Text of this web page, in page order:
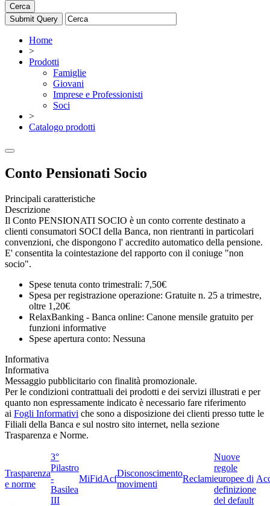
Cerca
Home
>
Prodotti
Famiglie
Giovani
Imprese e Professionisti
Soci
>
Catalogo prodotti
Conto Pensionati Socio
Principali caratteristiche
Descrizione
Il Conto PENSIONATI SOCIO è un conto corrente destinato a
clienti consumatori SOCI della Banca, non rientranti in particolari
convenzioni, che dispongono l' accredito automatico della pensione.
E' consentita la cointestazione del rapporto con il coniuge "non
socio".
Spese tenuta conto trimestrali: 7,50€
Spesa per registrazione operazione: Gratuite n. 25 a trimestre,
oltre 1,20€
RelaxBanking - Banca online: Canone mensile gratuito per
funzioni informative
Spese apertura conto: Nessuna
Informativa
Informativa
Messaggio pubblicitario con finalità promozionale.
Per le condizioni contrattuali dei prodotti e dei servizi illustrati e per
quanto non espressamente indicato è necessario fare riferimento
ai Fogli Informativi che sono a disposizione dei clienti presso tutte le
Filiali della Banca e sul nostro sito internet, nella sezione
Trasparenza e Norme.
Trasparenza
e norme
3°
Pilastro
-
Basilea
III
MiFidAcf
Disconoscimento
movimenti
Reclami
Nuove
regole
europee di
definizione
del default